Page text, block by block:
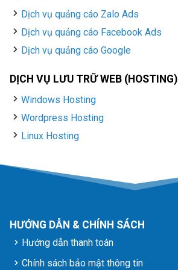
Dịch vụ quảng cáo Zalo Ads
Dịch vụ quảng cáo Facebook Ads
Dịch vụ quảng cáo Google
DỊCH VỤ LƯU TRỮ WEB (HOSTING)
Windows Hosting
Wordpress Hosting
Linux Hosting
HƯỚNG DẪN & CHÍNH SÁCH
Hướng dẫn thanh toán
Chính sách bảo mật thông tin